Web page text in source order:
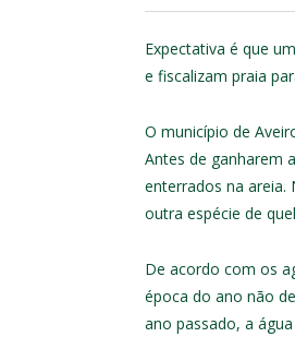
Expectativa é que
e fiscalizam praia
O município de
Antes de ganharem
enterrados na areia.
outra espécie de
De acordo com os
época do ano não
ano passado, a